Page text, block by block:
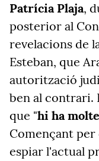
Patrícia Plaja,
posterior al
revelacions de
Esteban, que
autorització
ben al contrari.
que "hi ha
Començant per
espiar l'actual